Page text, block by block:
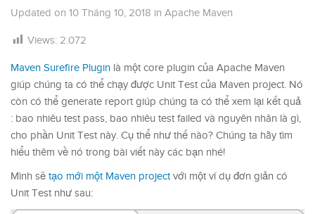
Updated on 10 Tháng 10, 2018 in Apache Maven
Views: 2.072
Maven Surefire Plugin là một core plugin của Apache Maven
giúp chúng ta có thể chạy được Unit Test của Maven project. Nó
còn có thể generate report giúp chúng ta có thể xem lại kết quả
: bao nhiêu test pass, bao nhiêu test failed và nguyên nhân là gì,
cho phần Unit Test này. Cụ thể như thế nào? Chúng ta hãy tìm
hiểu thêm về nó trong bài viết này các bạn nhé!
Mình sẽ tạo mới một Maven projectvới một ví dụ đơn giản có
Unit Test như sau: